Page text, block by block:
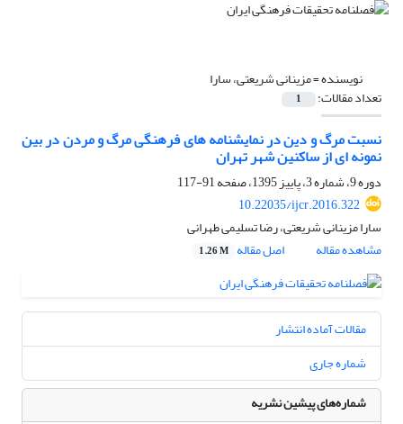
نویسنده =مزینانی شریعتی، سارا
تعداد مقالات: 1
نسبت مرگ و دین در نمایشنامه های فرهنگی مرگ و مردن در بین
نمونه ای از ساکنین شهر تهران
دوره 9، شماره 3، پاییز 1395، صفحه
91-117
10.22035/ijcr.2016.322
سارا مزینانی شریعتی، رضا تسلیمی طهرانی
مشاهده مقاله
اصل مقاله 1.26 M
مقالات آماده انتشار
شماره جاری
شماره‌های پیشین نشریه